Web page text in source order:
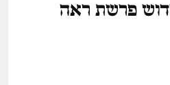
פרשת ראה